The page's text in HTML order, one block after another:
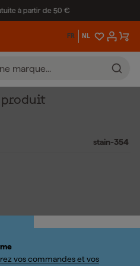
à partir de 50 €
FR NL
stain-354
vos commandes et vos